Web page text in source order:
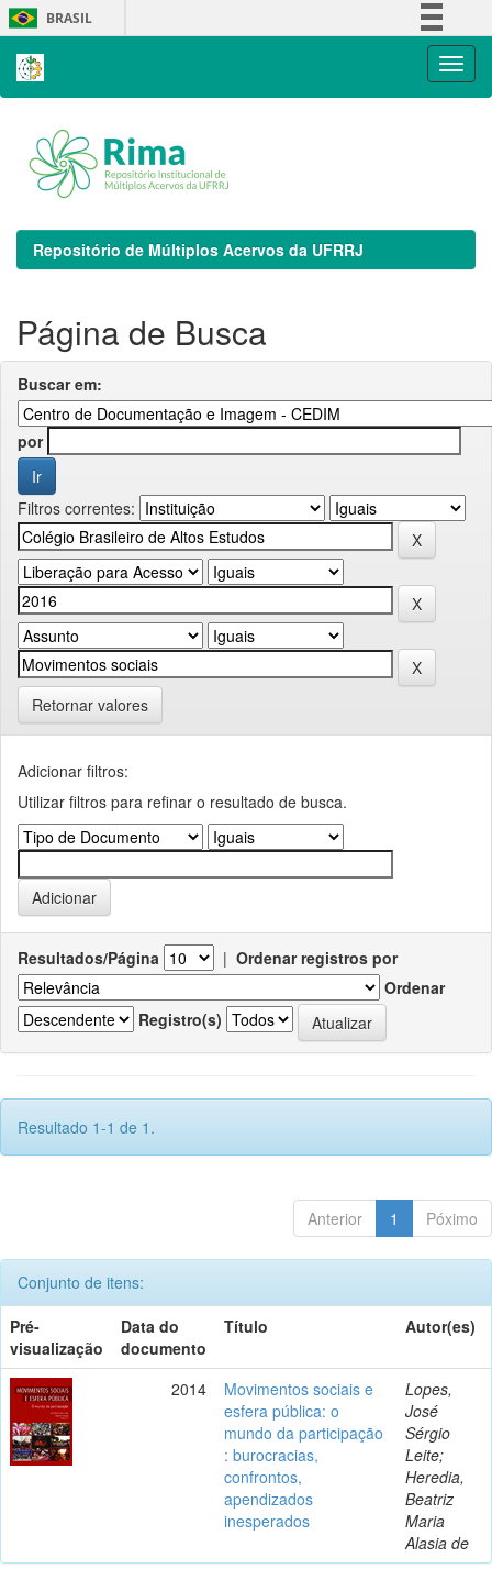
Skip
navigation
BRASIL
Repositório de Múltiplos Acervos da UFRRJ
Página de Busca
Buscar em:
por
Filtros correntes:
Retornar valores
Adicionar filtros:
Utilizar filtros para refinar o resultado de busca.
Resultados/Página | Ordenar registros por
Ordenar
Registro(s)
Resultado 1-1 de 1.
Anterior 1 Póximo
Conjunto de itens:
Pré-
visualização
Data do
documento
Título Autor(es)
2014
Movimentos sociais e
esfera pública: o
mundo da participação
: burocracias,
confrontos,
apendizados
inesperados
Lopes,
José
Sérgio
Leite;
Heredia,
Beatriz
Maria
Alasia de